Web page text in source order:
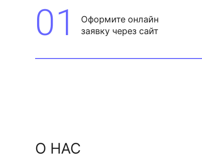
01
Оформите онлайн
заявку через сайт
О НАС